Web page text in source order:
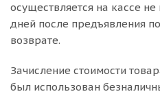
осуществляется на кассе
дней после предъявления
возврате.
Зачисление стоимости
был использован